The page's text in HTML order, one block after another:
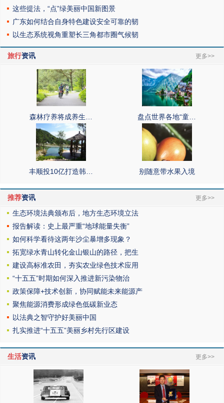
这些提法，“点”绿美丽中国新图景
广东如何结合自身特色建设安全可靠的韧
以生态系统视角重塑长三角都市圈气候韧
旅行资讯 更多>>
森林疗养将成养生… 盘点世界各地“童…
丰顺投10亿打造韩… 别随意带水果入境
推荐资讯 更多>>
生态环境法典颁布后，地方生态环境立法
报告解读：史上最严重“地球能量失衡”
如何科学看待这两年沙尘暴增多现象？
拓宽绿水青山转化金山银山的路径，把生
建设高标准农田，夯实农业绿色技术应用
“十五五”时期如何深入推进新污染物治
政策保障+技术创新，协同赋能未来能源产
聚焦能源消费形成绿色低碳新业态
以法典之智守护好美丽中国
扎实推进“十五五”美丽乡村先行区建设
生活资讯 更多>>